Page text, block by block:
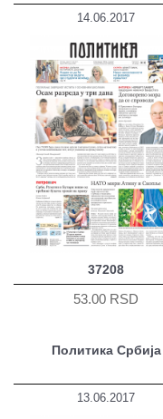
14.06.2017
37208
53.00 RSD
Политика Србија
13.06.2017